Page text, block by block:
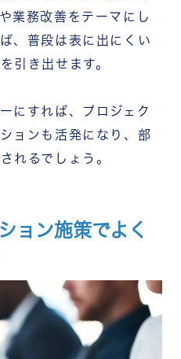
業務改善をテーマにし
、普段は表に出にくい
引き出せます。
にすれば、プロジェク
ョンも活発になり、部
れるでしょう。
ョン施策でよく